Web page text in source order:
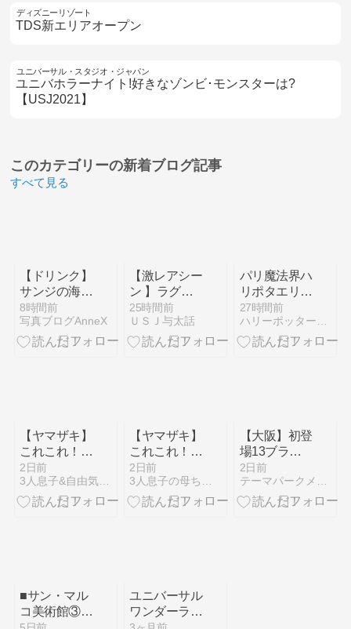
ディズニーリゾート
TDS新エリアオープン
ユニバーサル・スタジオ・ジャパン
ユニバホラーナイト!好きなゾンビ･モンスターは?
【USJ2021】
このカテゴリーの新着ブログ記事
すべて見る
【ドリンク】
サンジの海賊
レストラン
8時間前
写真ブログAnneX
【激レアシー
ン 】ラグー
ンとバックヤ
ードの境界に
あるゲートが
25時間前
ＵＳＪ与太話
パリ魔法界ハ
リポタエリア
のワンド・マ
ジック一覧
（呪文）紹
27時間前
ハリーポッター魔法界を探検しよう（USJハリポタ）
【ヤマザキ】
これこれ！！
夏でも食べた
い！『冷やし
みたらし団
2日前
【ヤマザキ】
これこれ！！
夏でも食べた
い！『冷やし
みたらし団
2日前
【大阪】初登
場13ブラン
ドを含む34
ブランド・
100種類以上
2日前
■サン・マル
コ美術館③ス
ユニバーサル
ワンダーラン